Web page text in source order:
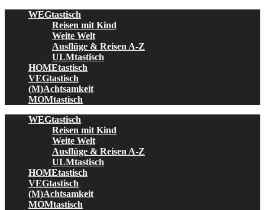
WEGtastisch
Reisen mit Kind
Weite Welt
Ausflüge & Reisen A-Z
ULMtastisch
HOMEtastisch
VEGtastisch
(M)Achtsamkeit
MOMtastisch
WEGtastisch
Reisen mit Kind
Weite Welt
Ausflüge & Reisen A-Z
ULMtastisch
HOMEtastisch
VEGtastisch
(M)Achtsamkeit
MOMtastisch